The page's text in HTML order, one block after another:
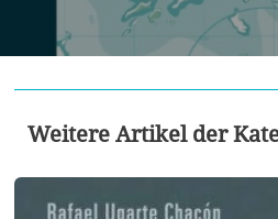
Weitere Artikel der